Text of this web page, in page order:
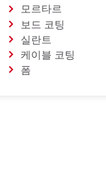
모르타르
보드 코팅
실란트
케이블 코팅
폼